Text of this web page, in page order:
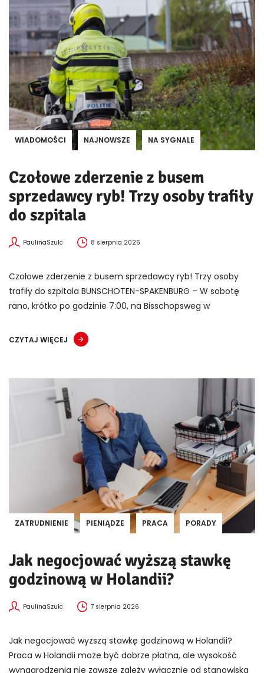
WIADOMOŚCI NAJNOWSZE NA SYGNALE
Czołowe zderzenie z busem
sprzedawcy ryb! Trzy osoby trafiły
do szpitala
PaulinaSzulc 8 sierpnia 2026
Czołowe zderzenie z busem sprzedawcy ryb! Trzy osoby
trafiły do szpitala BUNSCHOTEN-SPAKENBURG – W sobotę
rano, krótko po godzinie 7:00, na Bisschopsweg w
CZYTAJ WIĘCEJ
ZATRUDNIENIE PIENIĄDZE PRACA PORADY
Jak negocjować wyższą stawkę
godzinową w Holandii?
PaulinaSzulc 7 sierpnia 2026
Jak negocjować wyższą stawkę godzinową w Holandii?
Praca w Holandii może być dobrze płatna, ale wysokość
wynagrodzenia nie zawsze zależy wyłącznie od stanowiska